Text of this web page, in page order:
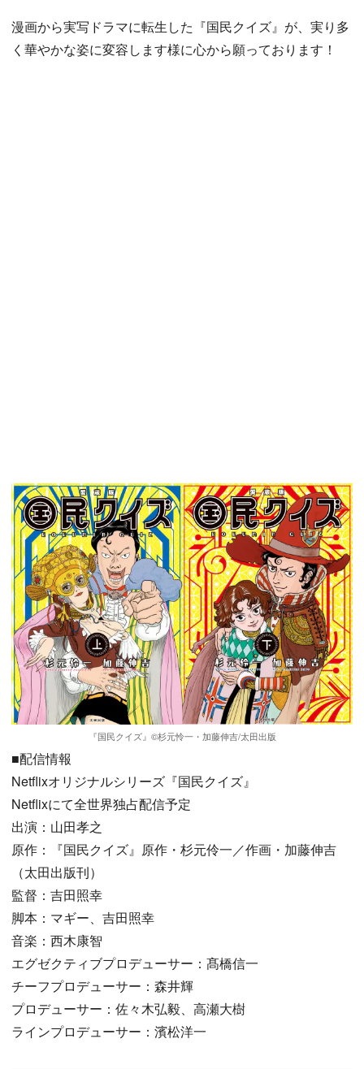
漫画から実写ドラマに転生した『国民クイズ』が、実り多
く華やかな姿に変容します様に心から願っております！
『国民クイズ』©杉元怜一・加藤伸吉/太田出版
■配信情報
Netflixオリジナルシリーズ『国民クイズ』
Netflixにて全世界独占配信予定
出演：山田孝之
原作：『国民クイズ』原作・杉元伶一／作画・加藤伸吉
（太田出版刊）
監督：吉田照幸
脚本：マギー、吉田照幸
音楽：西木康智
エグゼクティブプロデューサー：髙橋信一
チーフプロデューサー：森井輝
プロデューサー：佐々木弘毅、高瀬大樹
ラインプロデューサー：濱松洋一